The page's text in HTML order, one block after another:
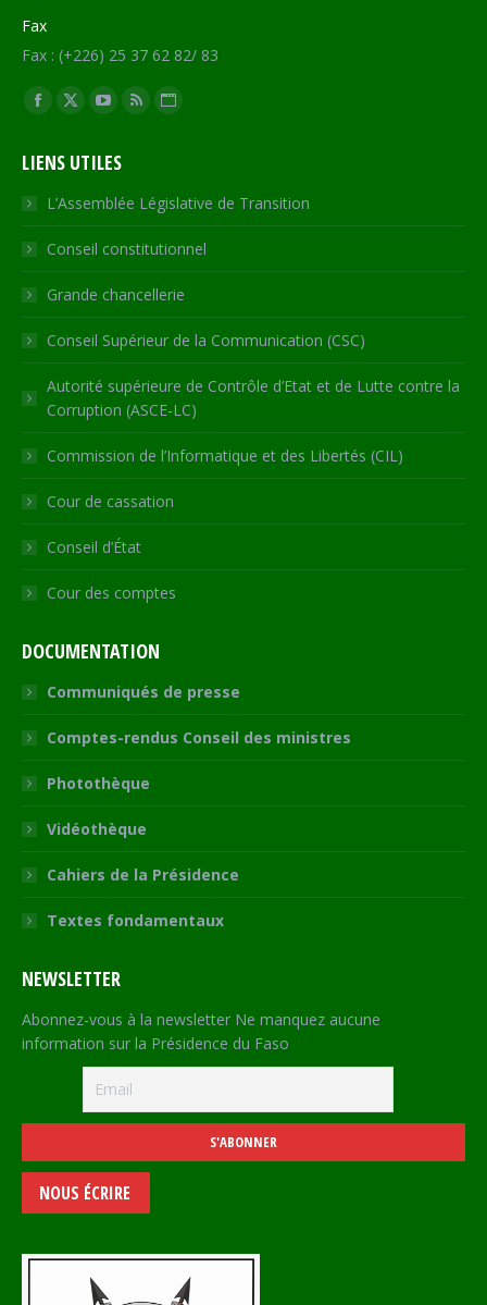
Fax
Fax : (+226) 25 37 62 82/ 83
Trouvez nous sur :
Facebook
opens
in
new
window
X
opens
in
new
window
YouTube
opens
in
new
window
RSS
in
new
window
Site
opens
in
new
LIENS UTILES
L’Assemblée Législative de Transition
Conseil constitutionnel
Grande chancellerie
Conseil Supérieur de la Communication (CSC)
Autorité supérieure de Contrôle d’Etat et de Lutte contre la
Corruption (ASCE-LC)
Commission de l’Informatique et des Libertés (CIL)
Cour de cassation
Conseil d’État
Cour des comptes
DOCUMENTATION
Communiqués de presse
Comptes-rendus Conseil des ministres
Photothèque
Vidéothèque
Cahiers de la Présidence
Textes fondamentaux
NEWSLETTER
Abonnez-vous à la newsletter Ne manquez aucune
information sur la Présidence du Faso
NOUS ÉCRIRE